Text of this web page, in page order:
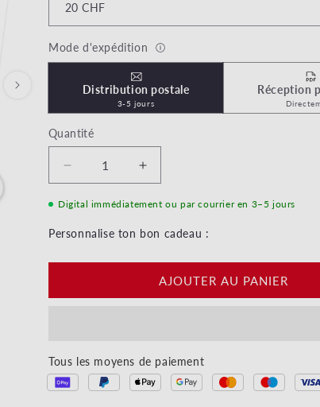
Mode d'expédition
Distribution postale
3-5 jours
Réception
Quantité
Réduire la quantité de Pour la
Augmenter la quantité de
Digital immédiatement ou par courrier en 3–5 jours
Personnalise ton bon cadeau :
AJOUTER AU PANIER
Tous les moyens de paiement